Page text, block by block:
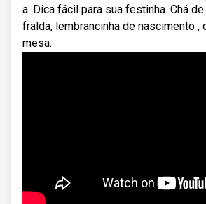
a. Dica fácil para sua festinha. Chá
fralda, lembrancinha de nascimento ,
mesa.